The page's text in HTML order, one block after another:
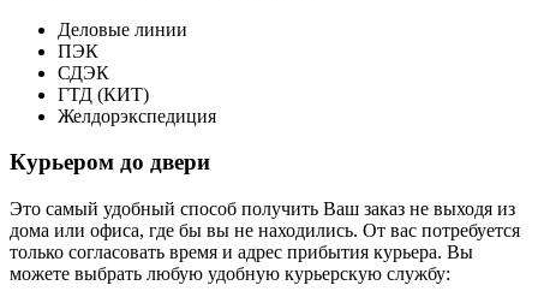
Деловые линии
ПЭК
СДЭК
ГТД (КИТ)
Желдорэкспедиция
Курьером до двери
Это самый удобный способ получить Ваш заказ не выходя из
дома или офиса, где бы вы не находились. От вас потребуется
только согласовать время и адрес прибытия курьера. Вы
можете выбрать любую удобную курьерскую службу: